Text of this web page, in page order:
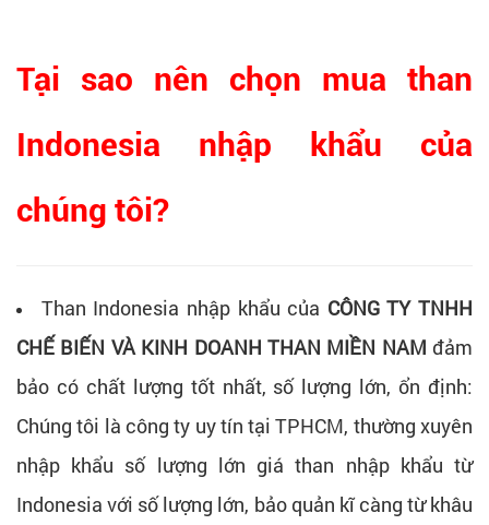
Tại sao nên chọn mua than
Indonesia nhập khẩu của
chúng tôi?
Than Indonesia nhập khẩu của CÔNG TY TNHH
CHẾ BIẾN VÀ KINH DOANH THAN MIỀN NAM đảm
bảo có chất lượng tốt nhất, số lượng lớn, ổn định:
Chúng tôi là công ty uy tín tại TPHCM, thường xuyên
nhập khẩu số lượng lớn giá than nhập khẩu từ
Indonesia với số lượng lớn, bảo quản kĩ càng từ khâu